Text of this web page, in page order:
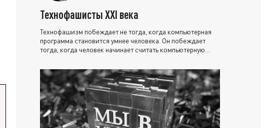
Технофашисты XXI века
Технофашизм побеждает не тогда, когда компьютерная
программа становится умнее человека. Он побеждает
тогда, когда человек начинает считать компьютерную